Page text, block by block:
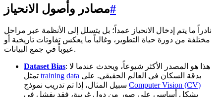
مصادر وأصول الانحياز#
نادراً ما يتم إدخال الانحياز عمداً؛ بل يتسلل إلى الأنظمة عبر مراحل
مختلفة من دورة حياة التطوير، وغالباً ما يعكس تفاوتات تاريخية أو
عيوباً في جمع البيانات.
Dataset Bias: هذا هو المصدر الأكثر شيوعاً، ويحدث عندما لا
training data
Computer Vision (CV)
بشكل أساسي على صور من دول غربية، فقد يفشل في